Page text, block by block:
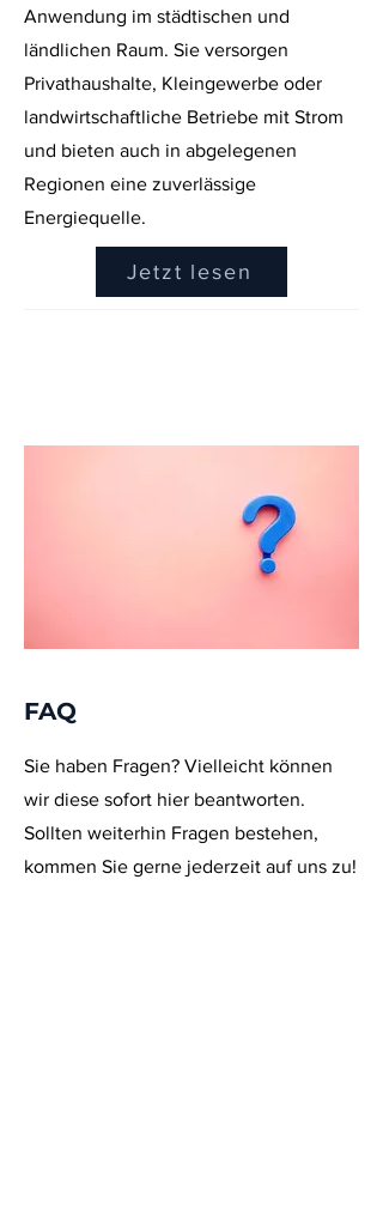
Anwendung im städtischen und
ländlichen Raum. Sie versorgen
Privathaushalte, Kleingewerbe oder
landwirtschaftliche Betriebe mit Strom
und bieten auch in abgelegenen
Regionen eine zuverlässige
Energiequelle.
Jetzt lesen
FAQ
Sie haben Fragen? Vielleicht können
wir diese sofort hier beantworten.
Sollten weiterhin Fragen bestehen,
kommen Sie gerne jederzeit auf uns zu!